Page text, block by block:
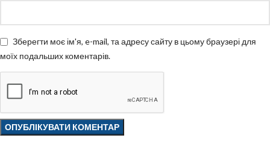
Зберегти моє ім'я, e-mail, та адресу сайту в цьому браузері для
моїх подальших коментарів.